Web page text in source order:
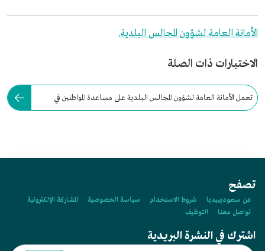
الأمانة العامة لشؤون المجالس البلدية.
الاختبارات ذات الصلة
تعمل الأمانة العامة لشؤون المجالس البلدية على مساعدة المواطنين في
تصفح
عن سعوديبيديا شروط الاستخدام سياسة الخصوصية
المشاركة الإلكترونية
تواصل معنا
التوظيف
اشترك في النشرة البريدية